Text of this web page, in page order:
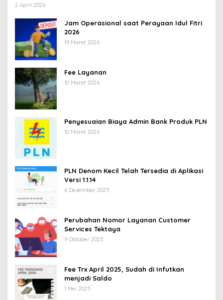
2 April 2026
Jam Operasional saat Perayaan Idul Fitri
2026
19 Maret 2026
Fee Layanan
10 Maret 2026
Penyesuaian Biaya Admin Bank Produk PLN
10 Maret 2026
PLN Denom Kecil Telah Tersedia di Aplikasi
Versi 1.1.14
6 Desember 2025
Perubahan Nomor Layanan Customer
Services Tektaya
9 Oktober 2025
Fee Trx April 2025, Sudah di Infutkan
menjadi Saldo
1 Mei 2025